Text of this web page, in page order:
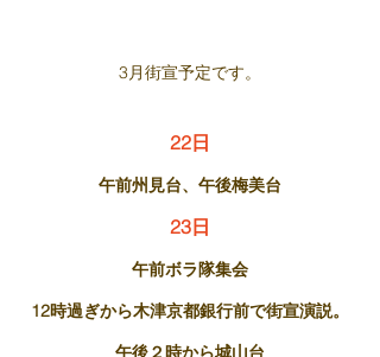
3月街宣予定です。
22日
午前州見台、午後梅美台
23日
午前ボラ隊集会
12時過ぎから木津京都銀行前で街宣演説。
午後２時から城山台